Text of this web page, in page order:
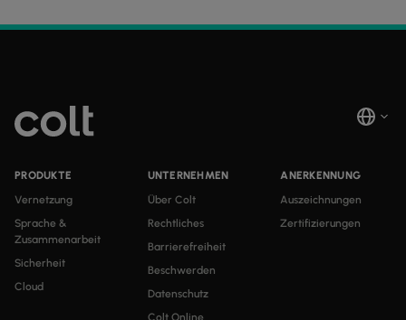
PRODUKTE
Vernetzung
Sprache &
Zusammenarbeit
Sicherheit
Cloud
UNTERNEHMEN
Über Colt
Rechtliches
Barrierefreiheit
Beschwerden
Datenschutz
ANERKENNUNG
Auszeichnungen
Zertifizierungen